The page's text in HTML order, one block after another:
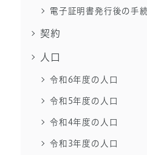
電子証明書発行後の手
契約
人口
令和6年度の人口
令和5年度の人口
令和4年度の人口
令和3年度の人口